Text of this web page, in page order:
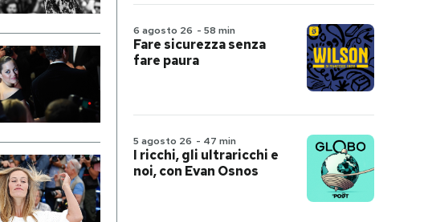
6 agosto 26 - 58 min
Fare sicurezza senza
fare paura
5 agosto 26 - 47 min
I ricchi, gli ultraricchi e
noi, con Evan Osnos